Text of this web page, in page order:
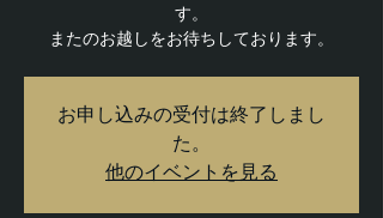
す。
またのお越しをお待ちしております。
お申し込みの受付は終了しまし
た。
他のイベントを見る